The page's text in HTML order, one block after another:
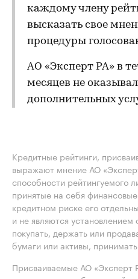
каждому члену
высказать свое
процедуры
АО «Эксперт РА» в
месяцев не
дополнительных
Кредитные рейтинги,
выражают мнение АО
способности рейтингуемого
принятые на себя
кредитном риске его
и не являются
покупать, держать или
бумаги или активы,
Присваиваемые АО «Эксперт